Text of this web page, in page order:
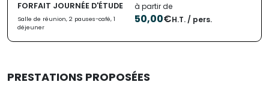
FORFAIT JOURNÉE D'ÉTUDE
Salle de réunion, 2 pauses-café, 1
déjeuner
à partir de
50,00€H.T. / pers.
PRESTATIONS PROPOSÉES